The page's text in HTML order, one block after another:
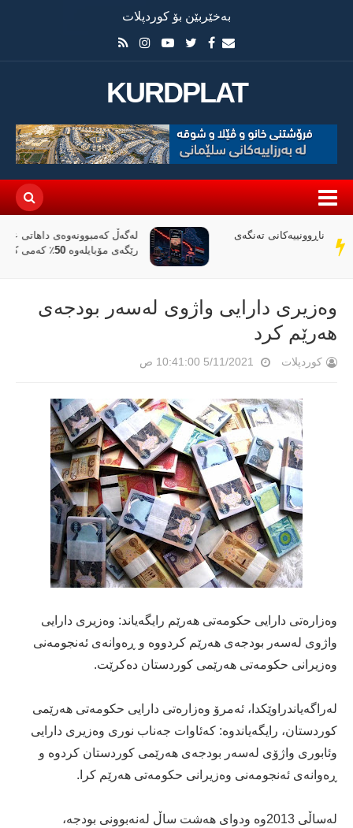
بەخێربێن بۆ کوردپلات
KURDPLAT
سەر
دێڕ
لەگەڵ کەمبوونەوەی داهاتی عێراق، ئاڵوگۆڕی پارە لە
رێگەی مۆبایلەوە 50٪ کەمی کردووە
وەزیری دارایی واژوی لەسەر بودجەی
هەرێم كرد
کوردپلات 5/11/2021 10:41:00 ص
وه‌زاره‌تی دارایی حكومه‌تى هه‌رێم رایگه‌یاند: وه‌زیری دارایی
واژوی له‌سه‌ر بودجه‌ی هه‌رێم كردووه‌ و ڕه‌وانه‌ی ئه‌نجومه‌نی
وه‌زیرانی حكومه‌تی هه‌رێمی كوردستان ده‌كرێت.
له‌راگه‌یاندراوێكدا، ئه‌مرۆ وه‌زاره‌تى دارایى حكومه‌تى هه‌رێمى
كوردستان، رایگه‌یاندوه‌: كه‌ئاوات جه‌ناب نوری وه‌زیری دارایی
وئابوری واژۆی له‌سه‌ر بودجه‌ی هه‌رێمی كوردستان كردوه‌ و
ڕه‌وانه‌ی ئه‌نجومه‌نی وه‌زیرانی حكومه‌تی هه‌رێم كرا.
له‌ساڵى 2013وه‌ ودواى هه‌شت ساڵ له‌نه‌بوونى بودجه‌،